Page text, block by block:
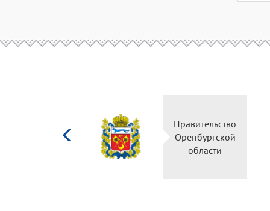
Правительство
Оренбургской
области